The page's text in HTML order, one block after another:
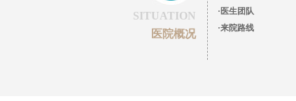
·医生团队
·来院路线
SITUATION
医院概况